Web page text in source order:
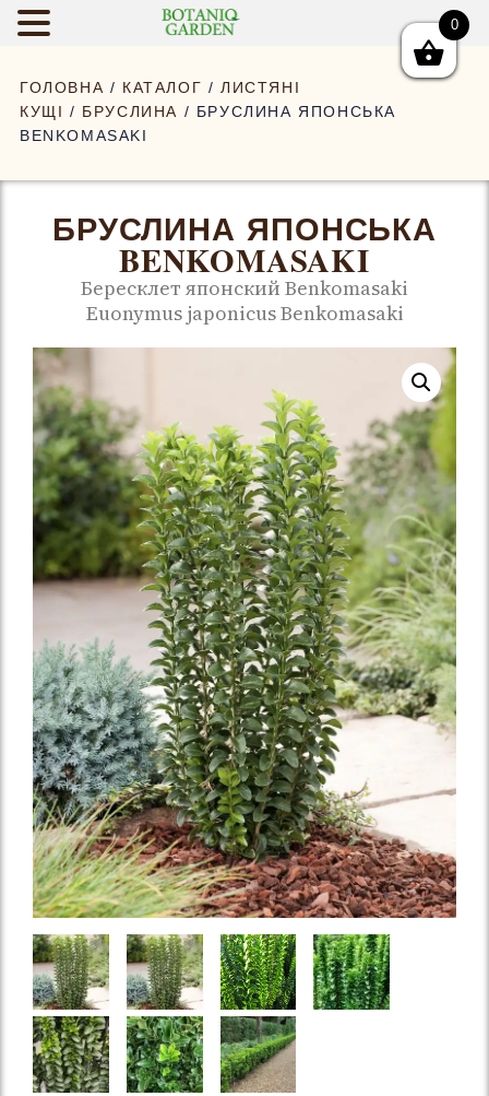
ГОЛОВНА / КАТАЛОГ /ЛИСТЯНІ
КУЩІ / БРУСЛИНА / БРУСЛИНА ЯПОНСЬКА
BENKOMASAKI
БРУСЛИНА ЯПОНСЬКА
BENKOMASAKI
Бересклет японский Benkomasaki
Euonymus japonicus Benkomasaki
0